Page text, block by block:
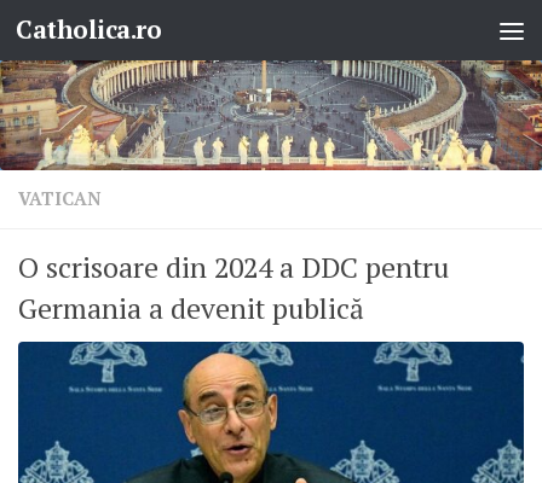
Skip to content
Catholica.ro
VATICAN
O scrisoare din 2024 a DDC pentru
Germania a devenit publică